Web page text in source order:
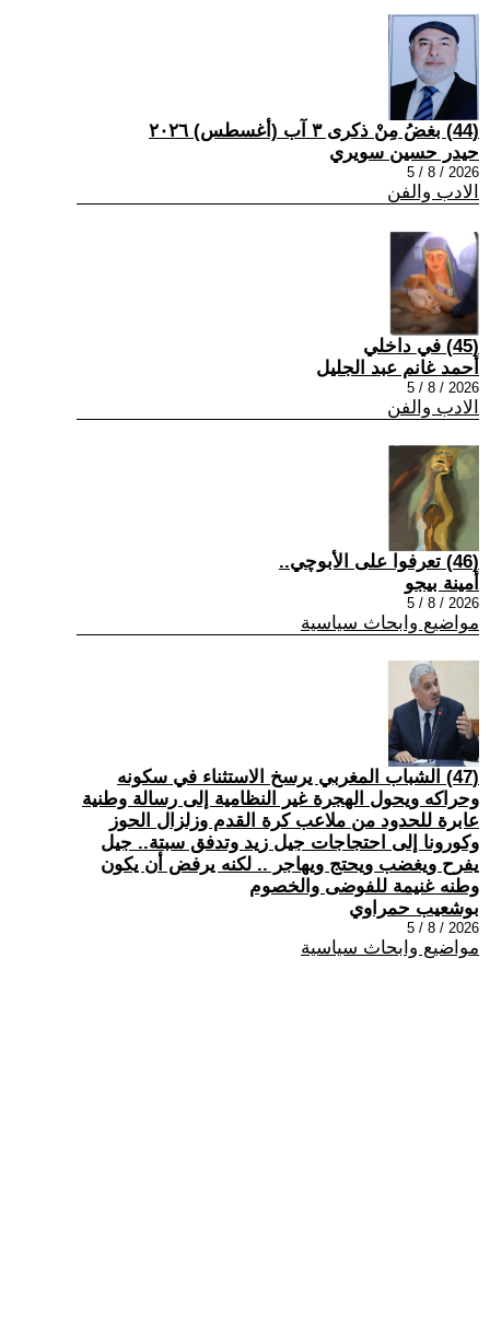
(44) بغضُ مِنْ ذكرى ٣ آب (أغسطس) ٢٠٢٦
حيدر حسين سويري
2026 / 8 / 5
الادب والفن
(45) في داخلي
أحمد غانم عبد الجليل
2026 / 8 / 5
الادب والفن
(46) تعرفوا على الأبوچي..
أمينة بيجو
2026 / 8 / 5
مواضيع وابحاث سياسية
(47) الشباب المغربي يرسخ الاستثناء في سكونه
وحراكه ويحول الهجرة غير النظامية إلى رسالة وطنية
عابرة للحدود من ملاعب كرة القدم وزلزال الحوز
وكورونا إلى احتجاجات جيل زيد وتدفق سبتة.. جيل
يفرح ويغضب ويحتج ويهاجر .. لكنه يرفض أن يكون
وطنه غنيمة للفوضى والخصوم
بوشعيب حمراوي
2026 / 8 / 5
مواضيع وابحاث سياسية